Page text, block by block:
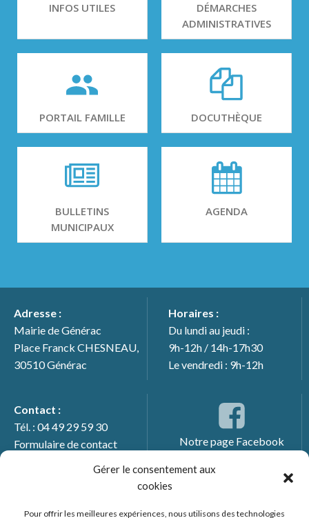
Gérer le consentement aux
cookies
Pour offrir les meilleures expériences, nous utilisons des technologies
INFOS UTILES
DÉMARCHES
ADMINISTRATIVES
PORTAIL FAMILLE DOCUTHÈQUE
BULLETINS
MUNICIPAUX
AGENDA
Adresse :
Mairie de Générac
Place Franck CHESNEAU,
30510 Générac
Horaires :
Du lundi au jeudi :
9h-12h / 14h-17h30
Le vendredi : 9h-12h
Contact :
Tél. : 04 49 29 59 30
Formulaire de contact
Notre page Facebook